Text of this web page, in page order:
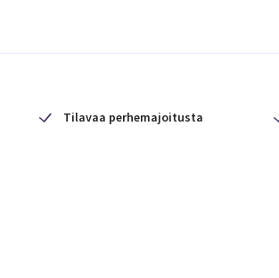
Tilavaa perhemajoitusta